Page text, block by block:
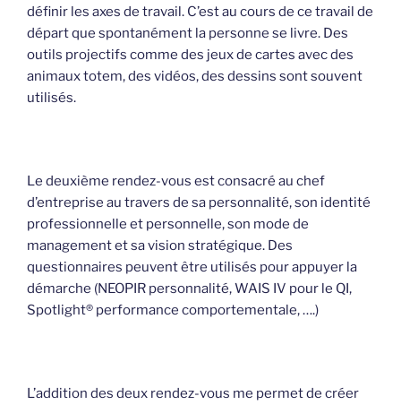
définir les axes de travail. C’est au cours de ce travail de
départ que spontanément la personne se livre. Des
outils projectifs comme des jeux de cartes avec des
animaux totem, des vidéos, des dessins sont souvent
utilisés.
Le deuxième rendez-vous est consacré au chef
d’entreprise au travers de sa personnalité, son identité
professionnelle et personnelle, son mode de
management et sa vision stratégique. Des
questionnaires peuvent être utilisés pour appuyer la
démarche (NEOPIR personnalité, WAIS IV pour le QI,
Spotlight® performance comportementale, ….)
L’addition des deux rendez-vous me permet de créer